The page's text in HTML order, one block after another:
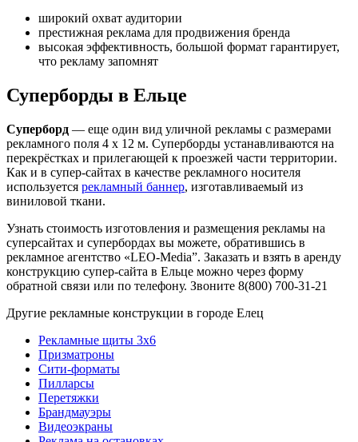
широкий охват аудитории
престижная реклама для продвижения бренда
высокая эффективность, большой формат гарантирует,
что рекламу запомнят
Суперборды в Ельце
Суперборд — еще один вид уличной рекламы с размерами
рекламного поля 4 х 12 м. Суперборды устанавливаются на
перекрёстках и прилегающей к проезжей части территории.
Как и в супер-сайтах в качестве рекламного носителя
используется рекламный баннер, изготавливаемый из
виниловой ткани.
Узнать стоимость изготовления и размещения рекламы на
суперсайтах и супербордах вы можете, обратившись в
рекламное агентство «LEO-Media”. Заказать и взять в аренду
конструкцию супер-сайта в Ельце можно через форму
обратной связи или по телефону. Звоните 8(800) 700-31-21
Другие рекламные конструкции в городе Елец
Рекламные щиты 3х6
Призматроны
Сити-форматы
Пилларсы
Перетяжки
Брандмауэры
Видеоэкраны